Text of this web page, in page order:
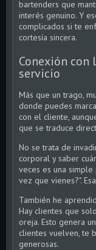
bartenders que
interés genuino. Y
complicados si te
cortesía sincera.
Conexión
servicio
Más que un trago,
donde puedes
con el cliente,
que se traduce
No se trata de
corporal y saber
veces es una simple
vez que vienes?".
También he
Hay clientes que
oreja. Esto genera
clientes vuelven, te
generosas.